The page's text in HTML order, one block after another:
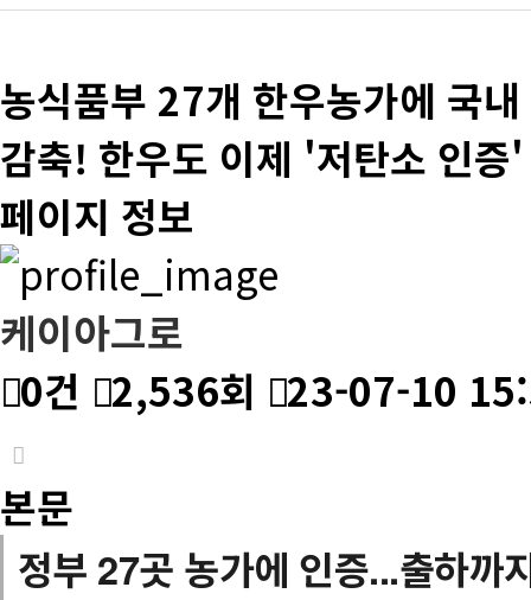
농식품부 27개 한우농가에 국
감축! 한우도 이제 '저탄소 인증
페이지 정보
케이아그로
0건 2,536회 23-07-10
본문
정부 27곳 농가에 인증...출하까